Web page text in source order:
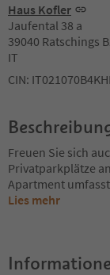
Haus Kofler
Jaufental 38 a
39040 Ratschings
IT
CIN:
Freuen Sie sich
Privatparkplätze
Apartment
Lies mehr